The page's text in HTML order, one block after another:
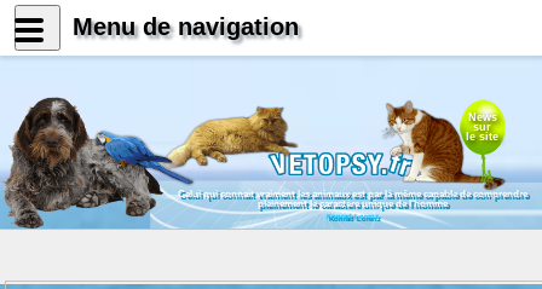
News
sur
le site
Celui qui connait vraiment les animaux est par là même capable de comprendre
pleinement le caractère unique de l'homme
Konrad Lorenz
Menu de navigation